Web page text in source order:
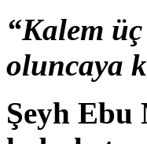
“Kalem
oluncaya
Şeyh Ebu